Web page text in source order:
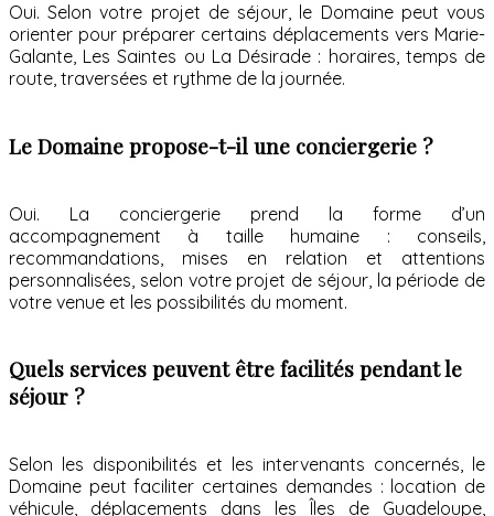
Oui. Selon votre projet de séjour, le Domaine peut vous
orienter pour préparer certains déplacements vers Marie-
Galante, Les Saintes ou La Désirade : horaires, temps de
route, traversées et rythme de la journée.
Le Domaine propose-t-il une conciergerie ?
Oui. La conciergerie prend la forme d’un
accompagnement à taille humaine : conseils,
recommandations, mises en relation et attentions
personnalisées, selon votre projet de séjour, la période de
votre venue et les possibilités du moment.
Quels services peuvent être facilités pendant le
séjour ?
Selon les disponibilités et les intervenants concernés, le
Domaine peut faciliter certaines demandes : location de
véhicule, déplacements dans les Îles de Guadeloupe,